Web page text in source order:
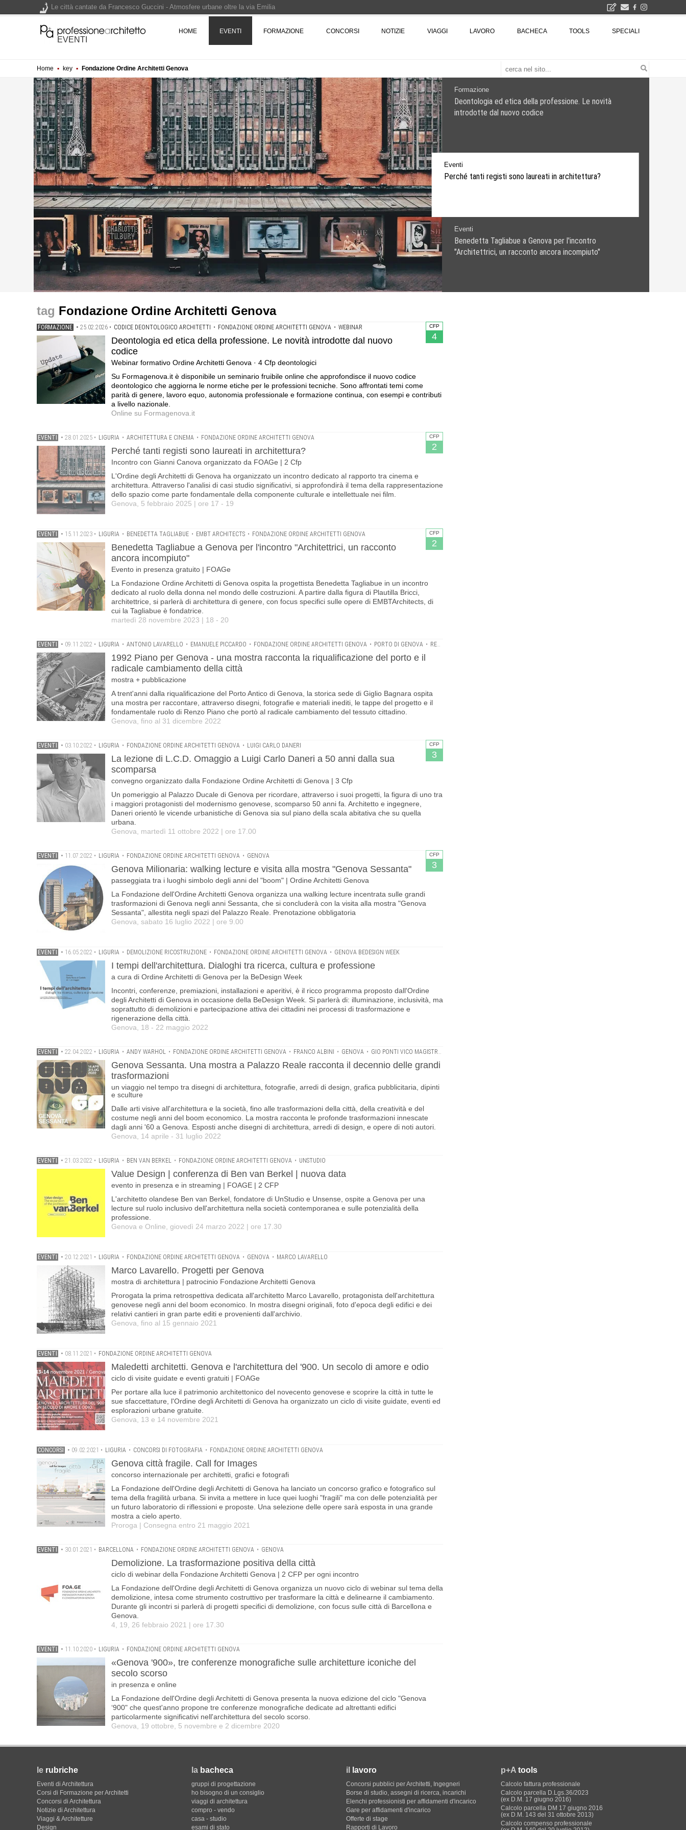
EVENTI
HOME EVENTI FORMAZIONE CONCORSI NOTIZIE VIAGGI LAVORO BACHECA TOOLS SPECIALI
Home ▪ key ▪ Fondazione Ordine Architetti Genova
Genova · 4 Cfp deontologici
gratuito | FOAGe
Formazione
Deontologia ed etica della professione. Le novità
introdotte dal nuovo codice
Eventi
Perché tanti registi sono laureati in architettura?
Eventi
Benedetta Tagliabue a Genova per l'incontro
"Architettrici, un racconto ancora incompiuto"
Fondazione Ordine Architetti Genova
CFP
4
FORMAZIONE • 25.02.2026 • CODICE DEONTOLOGICO ARCHITETTI • FONDAZIONE ORDINE ARCHITETTI GENOVA • WEBINAR
Deontologia ed etica della professione. Le novità introdotte dal nuovo
codice
Webinar formativo Ordine Architetti Genova · 4 Cfp deontologici
Su Formagenova.it è disponibile un seminario fruibile online che approfondisce il nuovo codice
deontologico che aggiorna le norme etiche per le professioni tecniche. Sono affrontati temi come
parità di genere, lavoro equo, autonomia professionale e formazione continua, con esempi e contributi
a livello nazionale.
Online su Formagenova.it
CFP
2
EVENTI • 28.01.2025 • LIGURIA • ARCHITETTURA E CINEMA • FONDAZIONE ORDINE ARCHITETTI GENOVA
Perché tanti registi sono laureati in architettura?
Incontro con Gianni Canova organizzato da FOAGe | 2 Cfp
L'Ordine degli Architetti di Genova ha organizzato un incontro dedicato al rapporto tra cinema e
architettura. Attraverso l'analisi di casi studio significativi, si approfondirà il tema della rappresentazione
dello spazio come parte fondamentale della componente culturale e intellettuale nei film.
Genova, 5 febbraio 2025 | ore 17 - 19
CFP
2
EVENTI • 15.11.2023 • LIGURIA • BENEDETTA TAGLIABUE • EMBT ARCHITECTS • FONDAZIONE ORDINE ARCHITETTI GENOVA
Benedetta Tagliabue a Genova per l'incontro "Architettrici, un racconto
ancora incompiuto"
Evento in presenza gratuito | FOAGe
La Fondazione Ordine Architetti di Genova ospita la progettista Benedetta Tagliabue in un incontro
dedicato al ruolo della donna nel mondo delle costruzioni. A partire dalla figura di Plautilla Bricci,
architettrice, si parlerà di architettura di genere, con focus specifici sulle opere di EMBTArchitects, di
cui la Tagliabue è fondatrice.
martedì 28 novembre 2023 | 18 - 20
EVENTI • 09.11.2022 • LIGURIA • ANTONIO LAVARELLO • EMANUELE PICCARDO • FONDAZIONE ORDINE ARCHITETTI GENOVA • PORTO DI GENOVA • RENZO PIANO
1992 Piano per Genova - una mostra racconta la riqualificazione del porto e il
radicale cambiamento della città
mostra + pubblicazione
A trent'anni dalla riqualificazione del Porto Antico di Genova, la storica sede di Giglio Bagnara ospita
una mostra per raccontare, attraverso disegni, fotografie e materiali inediti, le tappe del progetto e il
fondamentale ruolo di Renzo Piano che portò al radicale cambiamento del tessuto cittadino.
Genova, fino al 31 dicembre 2022
CFP
3
EVENTI • 03.10.2022 • LIGURIA • FONDAZIONE ORDINE ARCHITETTI GENOVA • LUIGI CARLO DANERI
La lezione di L.C.D. Omaggio a Luigi Carlo Daneri a 50 anni dalla sua
scomparsa
convegno organizzato dalla Fondazione Ordine Architetti di Genova | 3 Cfp
Un pomeriggio al Palazzo Ducale di Genova per ricordare, attraverso i suoi progetti, la figura di uno tra
i maggiori protagonisti del modernismo genovese, scomparso 50 anni fa. Architetto e ingegnere,
Daneri orientò le vicende urbanistiche di Genova sia sul piano della scala abitativa che su quella
urbana.
Genova, martedì 11 ottobre 2022 | ore 17.00
CFP
3
EVENTI • 11.07.2022 • LIGURIA • FONDAZIONE ORDINE ARCHITETTI GENOVA • GENOVA
Genova Milionaria: walking lecture e visita alla mostra "Genova Sessanta"
passeggiata tra i luoghi simbolo degli anni del "boom" | Ordine Architetti Genova
La Fondazione dell'Ordine Architetti Genova organizza una walking lecture incentrata sulle grandi
trasformazioni di Genova negli anni Sessanta, che si concluderà con la visita alla mostra "Genova
Sessanta", allestita negli spazi del Palazzo Reale. Prenotazione obbligatoria
Genova, sabato 16 luglio 2022 | ore 9.00
EVENTI • 16.05.2022 • LIGURIA • DEMOLIZIONE RICOSTRUZIONE • FONDAZIONE ORDINE ARCHITETTI GENOVA • GENOVA BEDESIGN WEEK
I tempi dell'architettura. Dialoghi tra ricerca, cultura e professione
a cura di Ordine Architetti di Genova per la BeDesign Week
Incontri, conferenze, premiazioni, installazioni e aperitivi, è il ricco programma proposto dall'Ordine
degli Architetti di Genova in occasione della BeDesign Week. Si parlerà di: illuminazione, inclusività, ma
soprattutto di demolizioni e partecipazione attiva dei cittadini nei processi di trasformazione e
rigenerazione della città.
Genova, 18 - 22 maggio 2022
EVENTI • 22.04.2022 • LIGURIA • ANDY WARHOL • FONDAZIONE ORDINE ARCHITETTI GENOVA • FRANCO ALBINI • GENOVA • GIO PONTI VICO MAGISTRETTI
Genova Sessanta. Una mostra a Palazzo Reale racconta il decennio delle grandi
trasformazioni
un viaggio nel tempo tra disegni di architettura, fotografie, arredi di design, grafica pubblicitaria, dipinti
e sculture
Dalle arti visive all'architettura e la società, fino alle trasformazioni della città, della creatività e del
costume negli anni del boom economico. La mostra racconta le profonde trasformazioni innescate
dagli anni '60 a Genova. Esposti anche disegni di architettura, arredi di design, e opere di noti autori.
Genova, 14 aprile - 31 luglio 2022
EVENTI • 21.03.2022 • LIGURIA • BEN VAN BERKEL • FONDAZIONE ORDINE ARCHITETTI GENOVA • UNSTUDIO
Value Design | conferenza di Ben van Berkel | nuova data
evento in presenza e in streaming | FOAGE | 2 CFP
L'architetto olandese Ben van Berkel, fondatore di UnStudio e Unsense, ospite a Genova per una
lecture sul ruolo inclusivo dell'architettura nella società contemporanea e sulle potenzialità della
professione.
Genova e Online, giovedì 24 marzo 2022 | ore 17.30
EVENTI • 20.12.2021 • LIGURIA • FONDAZIONE ORDINE ARCHITETTI GENOVA • GENOVA • MARCO LAVARELLO
Marco Lavarello. Progetti per Genova
mostra di architettura | patrocinio Fondazione Architetti Genova
Prorogata la prima retrospettiva dedicata all'architetto Marco Lavarello, protagonista dell'architettura
genovese negli anni del boom economico. In mostra disegni originali, foto d'epoca degli edifici e dei
relativi cantieri in gran parte editi e provenienti dall'archivio.
Genova, fino al 15 gennaio 2021
EVENTI • 08.11.2021 • FONDAZIONE ORDINE ARCHITETTI GENOVA
Maledetti architetti. Genova e l'architettura del '900. Un secolo di amore e odio
ciclo di visite guidate e eventi gratuiti | FOAGe
Per portare alla luce il patrimonio architettonico del novecento genovese e scoprire la città in tutte le
sue sfaccettature, l'Ordine degli Architetti di Genova ha organizzato un ciclo di visite guidate, eventi ed
esplorazioni urbane gratuite.
Genova, 13 e 14 novembre 2021
CONCORSI • 09.02.2021 • LIGURIA • CONCORSI DI FOTOGRAFIA • FONDAZIONE ORDINE ARCHITETTI GENOVA
Genova città fragile. Call for Images
concorso internazionale per architetti, grafici e fotografi
La Fondazione dell'Ordine degli Architetti di Genova ha lanciato un concorso grafico e fotografico sul
tema della fragilità urbana. Si invita a mettere in luce quei luoghi "fragili" ma con delle potenzialità per
un futuro laboratorio di riflessioni e proposte. Una selezione delle opere sarà esposta in una grande
mostra a cielo aperto.
Proroga | Consegna entro 21 maggio 2021
EVENTI • 30.01.2021 • BARCELLONA • FONDAZIONE ORDINE ARCHITETTI GENOVA • GENOVA
Demolizione. La trasformazione positiva della città
ciclo di webinar della Fondazione Architetti Genova | 2 CFP per ogni incontro
La Fondazione dell'Ordine degli Architetti di Genova organizza un nuovo ciclo di webinar sul tema della
demolizione, intesa come strumento costruttivo per trasformare la città e delinearne il cambiamento.
Durante gli incontri si parlerà di progetti specifici di demolizione, con focus sulle città di Barcellona e
Genova.
4, 19, 26 febbraio 2021 | ore 17.30
EVENTI • 11.10.2020 • LIGURIA • FONDAZIONE ORDINE ARCHITETTI GENOVA
«Genova '900», tre conferenze monografiche sulle architetture iconiche del
secolo scorso
in presenza e online
La Fondazione dell'Ordine degli Architetti di Genova presenta la nuova edizione del ciclo "Genova
‘900" che quest'anno propone tre conferenze monografiche dedicate ad altrettanti edifici
particolarmente significativi nell'architettura del secolo scorso.
Genova, 19 ottobre, 5 novembre e 2 dicembre 2020
le rubriche
Eventi di Architettura
Corsi di Formazione per Architetti
Concorsi di Architettura
Notizie di Architettura
Viaggi & Architetture
Design
la bacheca
gruppi di progettazione
ho bisogno di un consiglio
viaggi di architettura
compro - vendo
casa - studio
esami di stato
il lavoro
Concorsi pubblici per Architetti, Ingegneri
Borse di studio, assegni di ricerca, incarichi
Elenchi professionisti per affidamenti d'incarico
Gare per affidamenti d'incarico
Offerte di stage
Rapporti di Lavoro
p+A tools
Calcolo fattura professionale
Calcolo parcella D.Lgs.36/2023
(ex D.M. 17 giugno 2016)
Calcolo parcella DM 17 giugno 2016
(ex D.M. 143 del 31 ottobre 2013)
Calcolo compenso professionale
Le città cantate da Francesco Guccini - Atmosfere urbane oltre la via Emilia
200 manifesti per i 200 anni di Carlo Collodi, creatore di Pinocchio - Call di grafica promossa dal Museo MAGMA per la realizzazione di una mostra